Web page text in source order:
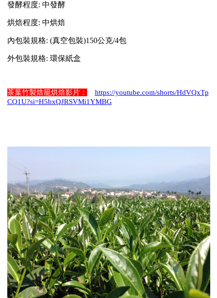
發酵程度: 中發酵
烘焙程度: 中烘焙
內包裝規格: (真空包裝)150公克/4包
外包裝規格: 環保紙盒
茶葉竹製焙籠烘焙影片：
https://youtube.com/shorts/HdVQxTp
CQ1U?si=H5bxQJRSVMi1YMBG